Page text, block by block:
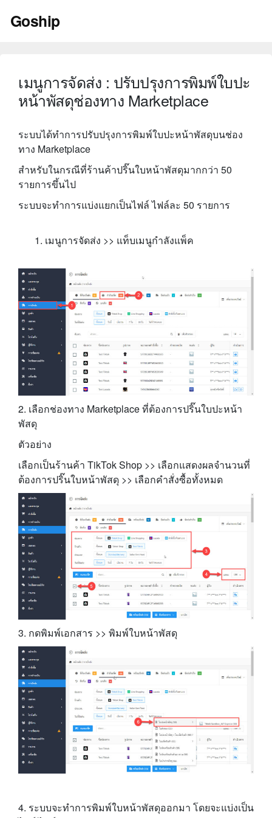
Goship
เมนูการจัดส่ง : ปรับปรุงการพิมพ์ใบปะ
หน้าพัสดุช่องทาง Marketplace
ระบบได้ทำการปรับปรุงการพิมพ์ใบปะหน้าพัสดุบนช่อง
ทาง Marketplace
สำหรับในกรณีที่ร้านค้าปริ๊นใบหน้าพัสดุมากกว่า 50
รายการขึ้นไป
ระบบจะทำการแบ่งแยกเป็นไฟล์ ไฟล์ละ 50 รายการ
เมนูการจัดส่ง >> แท็บเมนูกำลังแพ็ค
2. เลือกช่องทาง Marketplace ที่ต้องการปริ๊นใบปะหน้า
พัสดุ
ตัวอย่าง
เลือกเป็นร้านค้า TikTok Shop >> เลือกแสดงผลจำนวนที่
ต้องการปริ๊นใบหน้าพัสดุ >> เลือกคำสั่งซื้อทั้งหมด
3. กดพิมพ์เอกสาร >> พิมพ์ใบหน้าพัสดุ
4. ระบบจะทำการพิมพ์ใบหน้าพัสดุออกมา โดยจะแบ่งเป็น